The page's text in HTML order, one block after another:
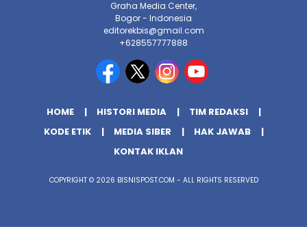
Graha Media Center,
Bogor - Indonesia
editorekbis@gmail.com
+628557777888
HOME HISTORI MEDIA
TIM REDAKSI
KODE ETIK
MEDIA SIBER
HAK JAWAB
KONTAK IKLAN
COPYRIGHT © 2026 BISNISPOST.COM - ALL RIGHTS RESERVED